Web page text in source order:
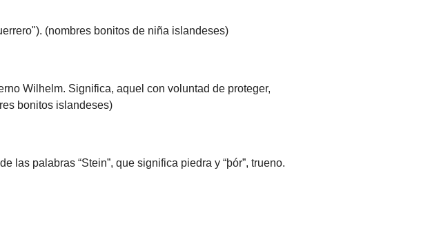
(nombres bonitos de niña islandeses)
Wilhelm. Significa, aquel con voluntad de proteger,
bonitos islandeses)
las palabras “Stein”, que significa piedra y “þór”, trueno.